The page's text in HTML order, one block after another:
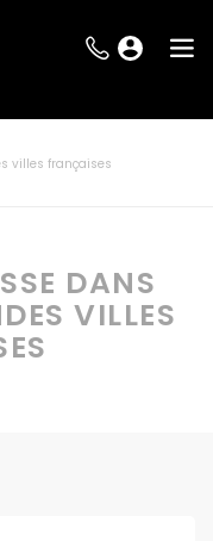
villes françaises
DANS
VILLES